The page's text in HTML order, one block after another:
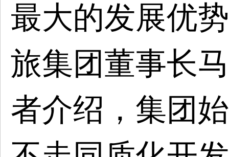
最大的发展优
旅集团董事长
者介绍，集团